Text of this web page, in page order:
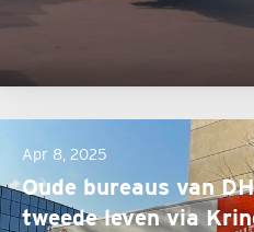
Apr 8, 2025
Oude bureaus van
tweede leven via